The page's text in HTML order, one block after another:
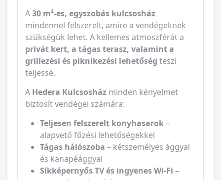
A30 m²-es, egyszobás kulcsosház
mindennel felszerelt, amire a vendégeknek
szükségük lehet. A kellemes atmoszférát a
privát kert, a tágas terasz, valamint a
grillezési és piknikezési lehetőség teszi
teljessé.
A Hedera Kulcsosház minden kényelmet
biztosít vendégei számára:
Teljesen felszerelt konyhasarok–
alapvető főzési lehetőségekkel
Tágas hálószoba – kétszemélyes ággyal
és kanapéággyal
Síkképernyős TV és ingyenes Wi-Fi –